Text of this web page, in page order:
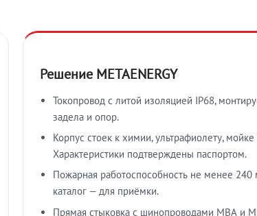
Решение METAENERGY
Токопровод с литой изоляцией IP68,
задела и опор.
Корпус стоек к химии, ультрафиолету,
Характеристики подтверждены паспортом.
Пожарная работоспособность не менее
каталог — для приёмки.
Прямая стыковка с шинопроводами МВА и